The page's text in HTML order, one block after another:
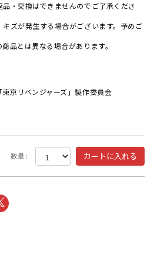
・交換はできませんのでご了承くださ
ズが発生する場合がございます。予めご
品とは異なる場合があります。
京リベンジャーズ」製作委員会
数量 :